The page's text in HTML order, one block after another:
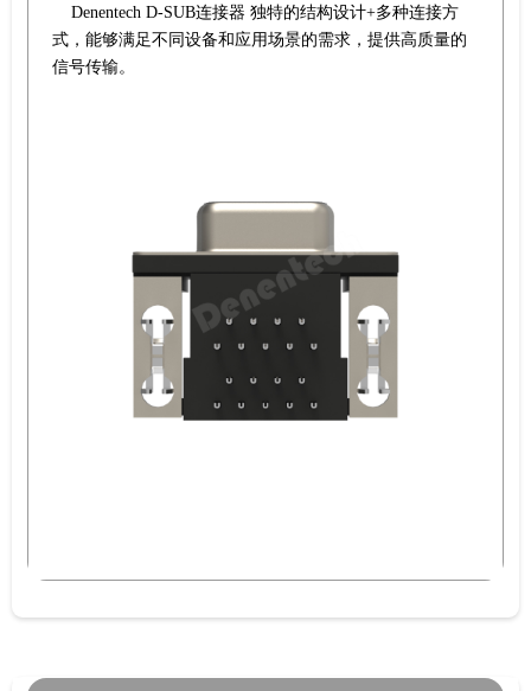
Denentech D-SUB连接器 独特的结构设计+多种连接方
式，能够满足不同设备和应用场景的需求，提供高质量的
信号传输。